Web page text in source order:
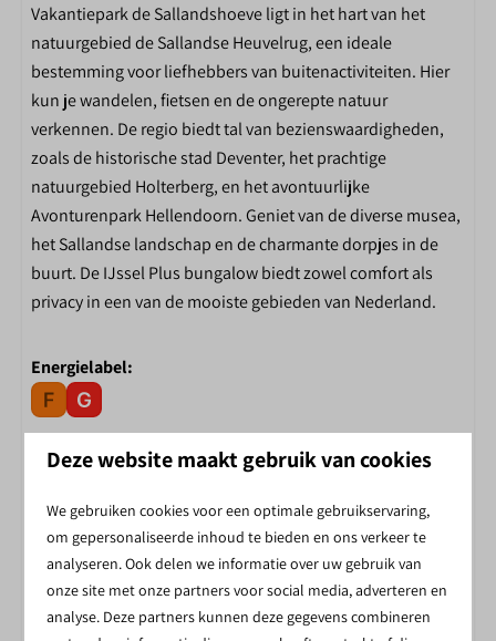
Interactieve voetbalmuur
Spellenplein
Speelvijver
Skelterverhuur
Fietsverhuur
Toiletgebouw
Restaurant
Receptie
Vakantiepark de Sallandshoeve ligt in het hart van het
natuurgebied de Sallandse Heuvelrug, een ideale
bestemming voor liefhebbers van buitenactiviteiten. Hier
kun je wandelen, fietsen en de ongerepte natuur
verkennen. De regio biedt tal van bezienswaardigheden,
zoals de historische stad Deventer, het prachtige
natuurgebied Holterberg, en het avontuurlijke
Avonturenpark Hellendoorn. Geniet van de diverse musea,
het Sallandse landschap en de charmante dorpjes in de
buurt. De IJssel Plus bungalow biedt zowel comfort als
privacy in een van de mooiste gebieden van Nederland.
Energielabel:
INCLUSIEF BIJ ELKE BOEKING
GRATIS WIFI BIJ JOUW ACCOMMODATIE
Deze website maakt gebruik van cookies
We gebruiken cookies voor een optimale gebruikservaring,
om gepersonaliseerde inhoud te bieden en ons verkeer te
analyseren. Ook delen we informatie over uw gebruik van
onze site met onze partners voor social media, adverteren en
analyse. Deze partners kunnen deze gegevens combineren